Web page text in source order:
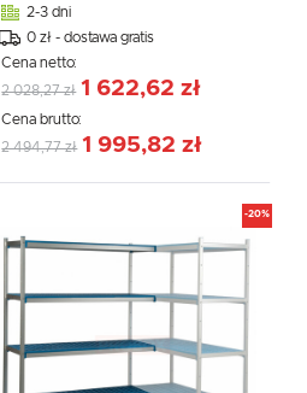
2-3 dni
0 zł - dostawa gratis
Cena netto:
2 028,27 zł 1 622,62 zł
Cena brutto:
2 494,77 zł 1 995,82 zł
-20%